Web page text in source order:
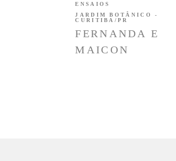
FERNANDA E
MAICON
ENSAIOS
JARDIM BOTÂNICO -
CURITIBA/PR